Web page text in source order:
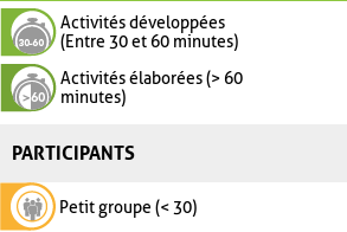
Activités développées
(Entre 30 et 60 minutes)
Activités élaborées (> 60
minutes)
PARTICIPANTS
Petit groupe (< 30)